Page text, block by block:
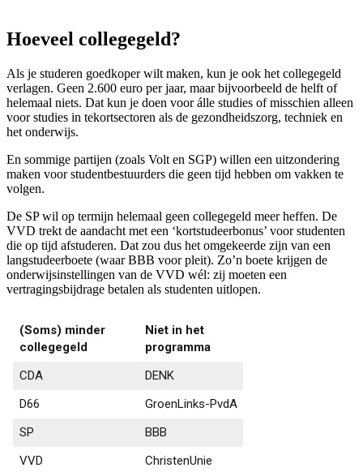
Hoeveel collegegeld?
Als je studeren goedkoper wilt maken, kun je ook het collegegeld
verlagen. Geen 2.600 euro per jaar, maar bijvoorbeeld de helft of
helemaal niets. Dat kun je doen voor álle studies of misschien alleen
voor studies in tekortsectoren als de gezondheidszorg, techniek en
het onderwijs.
En sommige partijen (zoals Volt en SGP) willen een uitzondering
maken voor studentbestuurders die geen tijd hebben om vakken te
volgen.
De SP wil op termijn helemaal geen collegegeld meer heffen. De
VVD trekt de aandacht met een ‘kortstudeerbonus’ voor studenten
die op tijd afstuderen. Dat zou dus het omgekeerde zijn van een
langstudeerboete (waar BBB voor pleit). Zo’n boete krijgen de
onderwijsinstellingen van de VVD wél: zij moeten een
vertragingsbijdrage betalen als studenten uitlopen.